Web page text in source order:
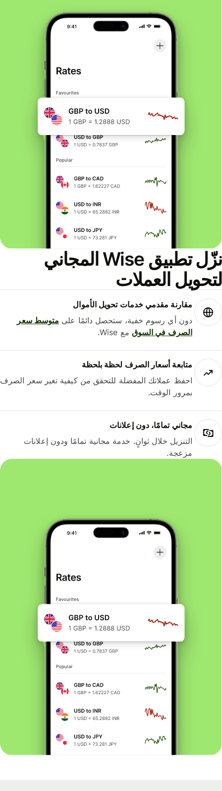
نزّل تطبيق Wise المجاني
العملات
مقارنة مقدمي خدمات تحويل الأموال
دون أي رسوم خفية، ستحصل دائمًا علىمتوسط ​​سعر
الصرف في السوقمع Wise.
متابعة أسعار الصرف لحظة بلحظة
احفظ عملاتك المفضلة للتحقق من كيفية تغير سعر الصرف
بمرور الوقت.
مجاني تمامًا، دون إعلانات
التنزيل خلال ثوانٍ. خدمة مجانية تمامًا ودون إعلانات
مزعجة.